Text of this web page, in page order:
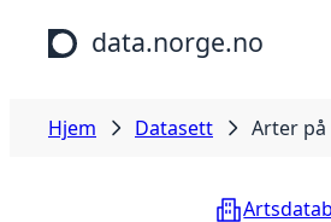
Hopp til hovedinnhold
data.norge.no
Hjem Datasett Arter